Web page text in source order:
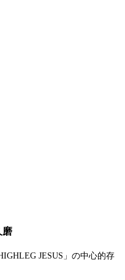
磨
JESUS」の中心的存